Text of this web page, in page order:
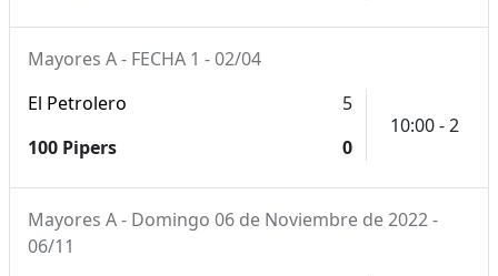
Mayores A - FECHA 1 - 02/04
El Petrolero
5
100 Pipers
0
10:00 - 2
Mayores A - Domingo 06 de Noviembre de 2022 -
06/11